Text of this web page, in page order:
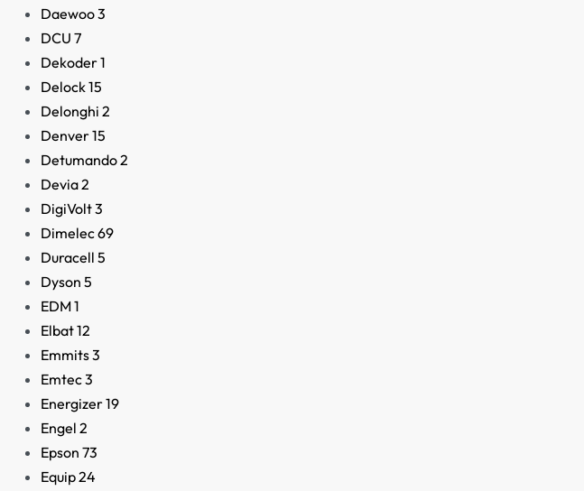
Daewoo3
DCU 7
Dekoder1
Delock15
Delonghi 2
Denver15
Detumando2
Devia2
DigiVolt3
Dimelec69
Duracell 5
Dyson 5
EDM1
Elbat12
Emmits3
Emtec3
Energizer19
Engel 2
Epson 73
Equip24